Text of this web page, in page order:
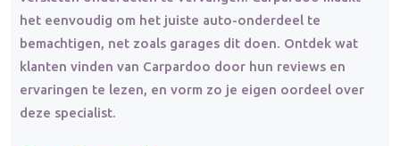
het eenvoudig om het juiste auto-onderdeel te
bemachtigen, net zoals garages dit doen. Ontdek wat
klanten vinden van Carpardoo door hun reviews en
ervaringen te lezen, en vorm zo je eigen oordeel over
deze specialist.